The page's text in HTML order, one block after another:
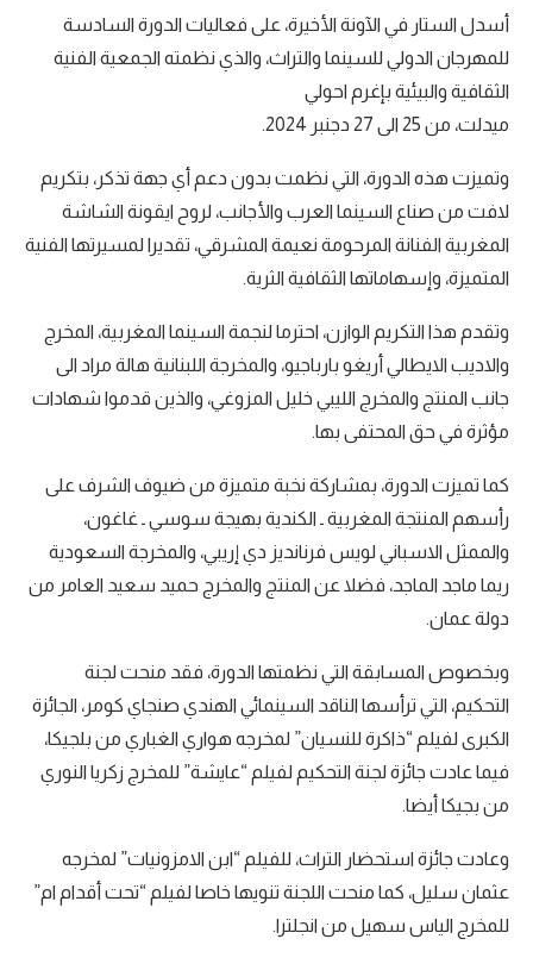
أسدل الستار في الآونة الأخيرة، على فعاليات الدورة السادسة
للمهرجان الدولي للسينما والتراث، والذي نظمته الجمعية الفنية
الثقافية والبيئية بإغرم احولي
ميدلت، من 25 الى 27 دجنبر 2024.
وتميزت هذه الدورة، التي نظمت بدون دعم أي جهة تذكر، بتكريم
لافت من صناع السينما العرب والأجانب، لروح ايقونة الشاشة
المغربية الفنانة المرحومة نعيمة المشرقي، تقديرا لمسيرتها الفنية
المتميزة، وإسهاماتها الثقافية الثرية.
وتقدم هذا التكريم الوازن، احترما لنجمة السينما المغربية، المخرج
والاديب الايطالي أريغو بارباجيو، والمخرجة اللبنانية هالة مراد الى
جانب المنتج والمخرج الليبي خليل المزوغي، والذين قدموا شهادات
مؤثرة في حق المحتفى بها.
كما تميزت الدورة، بمشاركة نخبة متميزة من ضيوف الشرف على
رأسهم المنتجة المغربية ـ الكندية بهيجة سوسي ـ غاغون،
والممثل الاسباني لويس فرنانديز دي إريبي، والمخرجة السعودية
ريما ماجد الماجد، فضلا عن المنتج والمخرج حميد سعيد العامر من
دولة عمان.
وبخصوص المسابقة التي نظمتها الدورة، فقد منحت لجنة
التحكيم، التي ترأسها الناقد السينمائي الهندي صنجاي كومر، الجائزة
الكبرى لفيلم “ذاكرة للنسيان” لمخرجه هواري الغباري من بلجيكا،
فيما عادت جائزة لجنة التحكيم لفيلم “عايشة” للمخرج زكريا النوري
من بجيكا أيضا.
وعادت جائزة استحضار التراث، للفيلم “ابن الامزونيات” لمخرجه
عثمان سليل، كما منحت اللجنة تنويها خاصا لفيلم “تحت أقدام ام”
للمخرج الياس سهيل من انجلترا.